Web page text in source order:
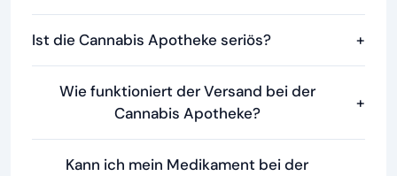
Ist die Cannabis Apotheke seriös? +
Wie funktioniert der Versand bei der
Cannabis Apotheke?
+
Kann ich mein Medikament bei der